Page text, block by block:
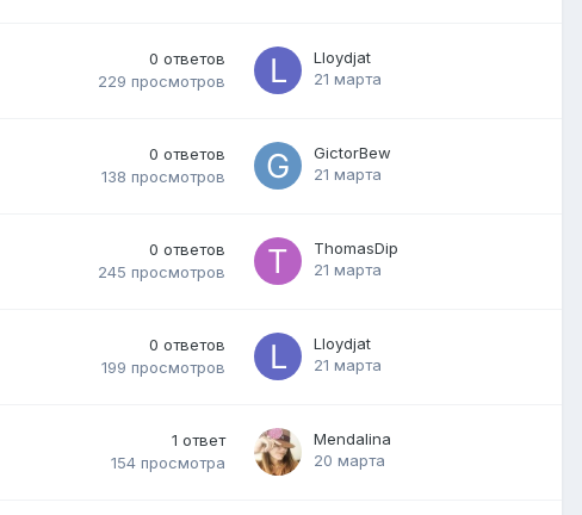
0 ответов
229 просмотров
Lloydjat
21 марта
0 ответов
138 просмотров
GictorBew
21 марта
0 ответов
245 просмотров
ThomasDip
21 марта
0 ответов
199 просмотров
Lloydjat
21 марта
1 ответ
154 просмотра
Mendalina
20 марта